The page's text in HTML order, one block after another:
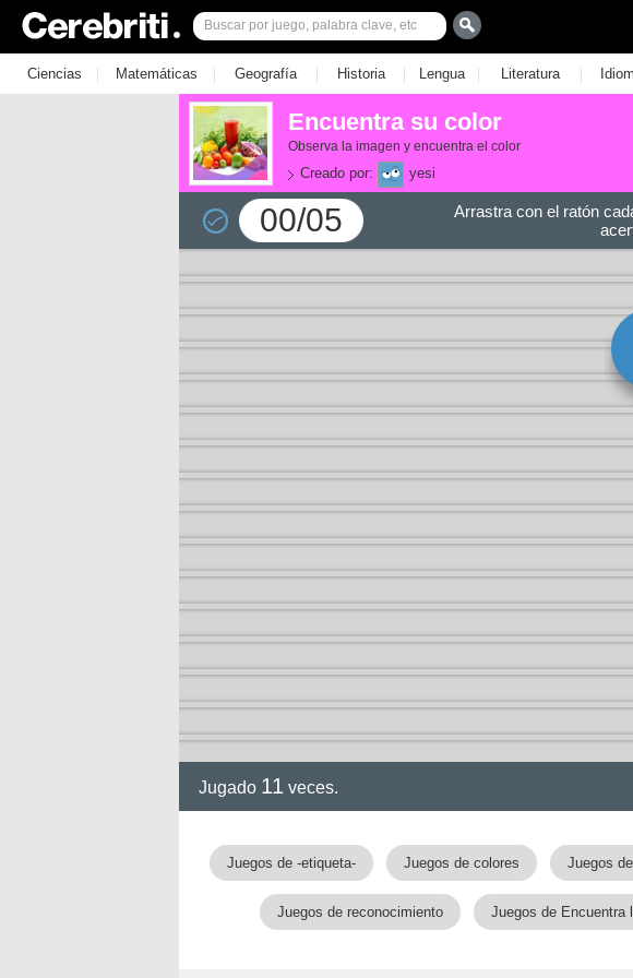
Ciencias | Matemáticas | Geografía | Historia | Lengua | Literatura |
Encuentra su color
Observa la imagen y encuentra el color
Creado por: yesi
00/05
Arrastra con el ratón
Jugado 11 veces.
Juegos de -etiqueta- Juegos de colores Juegos
Juegos de reconocimiento Juegos de Encuentra